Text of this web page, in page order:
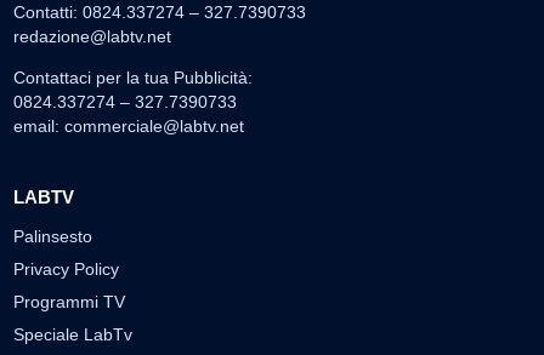
Contatti: 0824.337274 – 327.7390733
redazione@labtv.net
Contattaci per la tua Pubblicità:
0824.337274 – 327.7390733
email: commerciale@labtv.net
LABTV
Palinsesto
Privacy Policy
Programmi TV
Speciale LabTv